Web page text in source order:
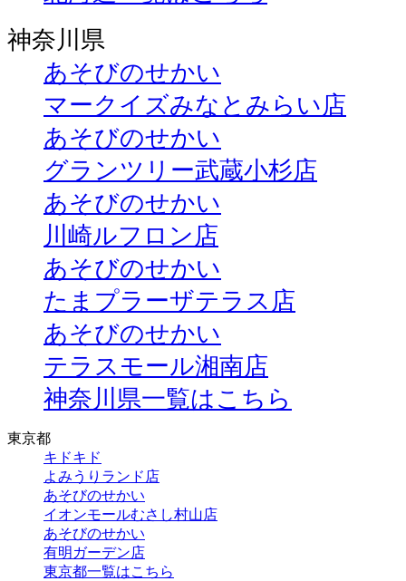
神奈川県
あそびのせかい
マークイズみなとみらい店
あそびのせかい
グランツリー武蔵小杉店
あそびのせかい
川崎ルフロン店
あそびのせかい
たまプラーザテラス店
あそびのせかい
テラスモール湘南店
神奈川県一覧はこちら
東京都
キドキド
よみうりランド店
あそびのせかい
イオンモールむさし村山店
あそびのせかい
有明ガーデン店
東京都一覧はこちら